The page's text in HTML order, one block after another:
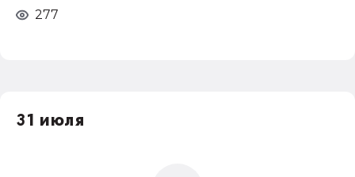
277
31 июля